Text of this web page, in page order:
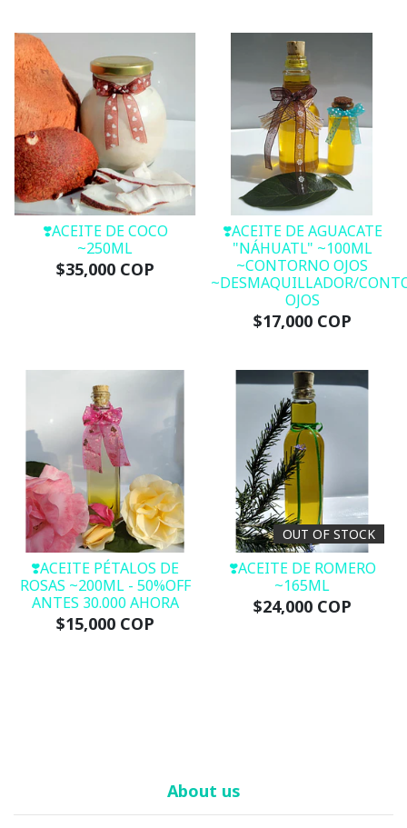
❣️ACEITE DE COCO
~250ML
$35,000 COP
❣️ACEITE DE AGUACATE
"NÁHUATL" ~100ML
~CONTORNO OJOS
~DESMAQUILLADOR/
OJOS
$17,000 COP
❣️ACEITE PÉTALOS DE
ROSAS ~200ML - 50%OFF
ANTES 30.000 AHORA
$15,000 COP
OUT OF STOCK
❣️ACEITE DE ROMERO
~165ML
$24,000 COP
About us